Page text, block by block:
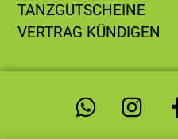
TANZGUTSCHEINE
VERTRAG KÜNDIGEN